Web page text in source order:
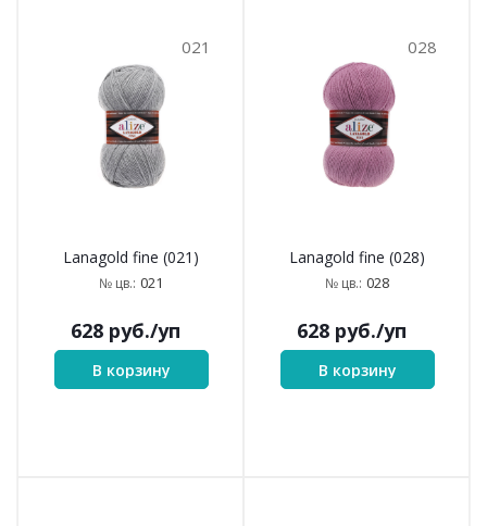
021
Lanagold fine (021)
№ цв.: 021
628 руб./уп
В корзину
028
Lanagold fine (028)
№ цв.: 028
628 руб./уп
В корзину